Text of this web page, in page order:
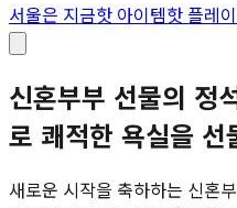
서울은 지금핫 아이템핫 플레
신혼부부 선물의 정
로 쾌적한 욕실을 선
새로운 시작을 축하하는 신혼